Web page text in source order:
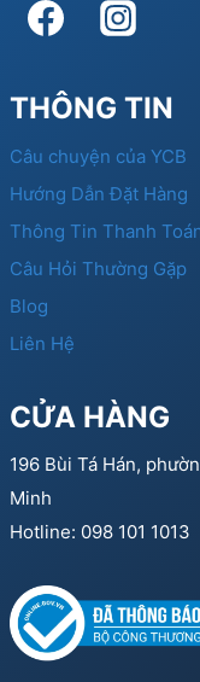
THÔNG TIN
Câu chuyện của YCB
Hướng Dẫn Đặt Hàng
Thông Tin Thanh
Câu Hỏi Thường Gặp
Blog
Liên Hệ
CỬA HÀNG
196 Bùi Tá Hán,
Minh
Hotline: 098 101 1013